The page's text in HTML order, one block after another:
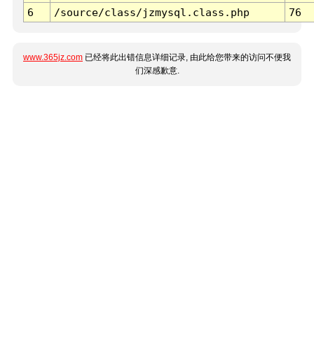
6
/source/class/jzmysql.class.php 76
www.365jz.com 已经将此出错信息详细记录, 由此给您带来的访问不便我
们深感歉意.